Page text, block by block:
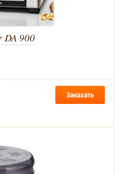
DA 900
Заказать